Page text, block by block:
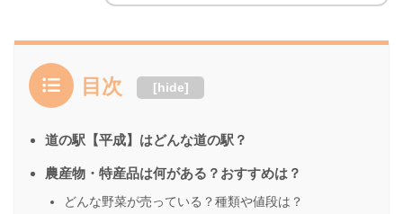
目次 [hide]
道の駅【平成】はどんな道の駅？
農産物・特産品は何がある？おすすめは？
どんな野菜が売っている？種類や値段は？